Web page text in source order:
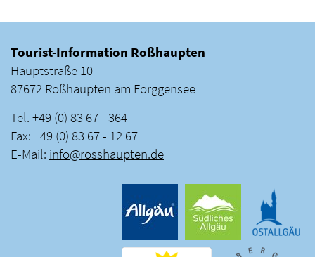
Tourist-Information Roßhaupten
Hauptstraße 10
87672 Roßhaupten am Forggensee
Tel. +49 (0) 83 67 - 364
Fax: +49 (0) 83 67 - 12 67
E-Mail: info@rosshaupten.de